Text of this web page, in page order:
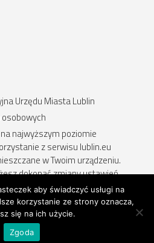
Urzędu Miasta Lublin
najwyższym poziomie
z serwisu lublin.eu
w Twoim urządzeniu.
dokonać zmiany ustawień
informacji w Polityce prywatności.
| Projekt i wykonanie
aby świadczyć usługi na
korzystanie ze strony oznacza,
się na ich użycie.
Zgoda